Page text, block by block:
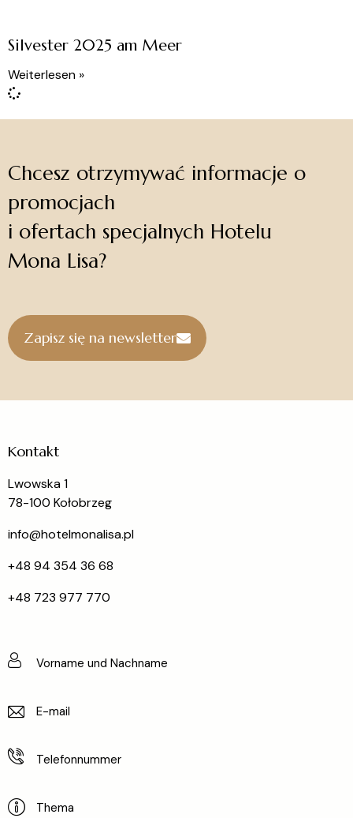
Silvester 2025 am Meer
Weiterlesen »
Chcesz otrzymywać informacje o
promocjach
i ofertach specjalnych Hotelu
Mona Lisa?
Zapisz się na newsletter
Kontakt
Lwowska 1
78-100 Kołobrzeg
info@hotelmonalisa.pl
+48 94 354 36 68
+48 723 977 770